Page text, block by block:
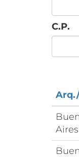
C.P.
Aires